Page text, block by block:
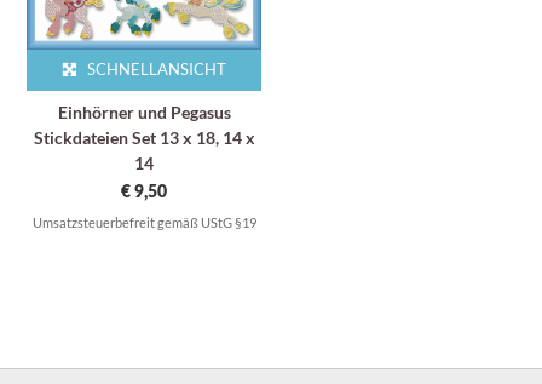
SCHNELLANSICHT
Einhörner und Pegasus
Stickdateien Set 13 x 18, 14 x
14
€ 9,50
Umsatzsteuerbefreit gemäß UStG §19